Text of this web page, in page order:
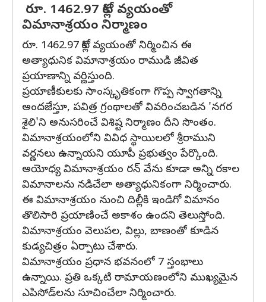
రూ. 1462.97 కోట్ల వ్యయంతో
విమానాశ్రయం నిర్మాణం
రూ. 1462.97 కోట్ల వ్యయంతో నిర్మించిన ఈ
అత్యాధునిక విమానాశ్రయం రాముడి జీవిత
ప్రయాణాన్ని వర్ణిస్తుంది.
ప్రయాణీకులకు సాంస్కృతికంగా గొప్ప స్వాగతాన్ని
అందజేస్తూ, పవిత్ర గ్రంథాలతో వివరించబడిన 'నగర
శైలి'ని అనుసరించే విశిష్ట నిర్మాణం దీని సొంతం.
విమానాశ్రయంలోని వివిధ స్థాయిలలో శ్రీరాముని
వర్ణనలు ఉన్నాయని యూపీ ప్రభుత్వం పేర్కొంది.
అయోధ్య విమానాశ్రయం రన్ వేను కూడా అన్ని రకాల
విమానాలను నడిచేలా అత్యాధునికంగా నిర్మించారు.
ఈ విమానాశ్రయం నుంచి దిల్లీకి ఇండిగో విమానం
తొలిసారి ప్రయాణించే అకాశం ఉందని తెలుస్తోంది.
విమానాశ్రయం వెలుపల, విల్లు, బాణంతో కూడిన
కుడ్యచిత్రం ఏర్పాటు చేశారు.
విమానాశ్రయం ప్రధాన భవనంలో 7 స్తంభాలు
ఉన్నాయి. ప్రతి ఒక్కటి రామాయణంలోని ముఖ్యమైన
ఎపిసోడ్‌లను సూచించేలా నిర్మించారు.